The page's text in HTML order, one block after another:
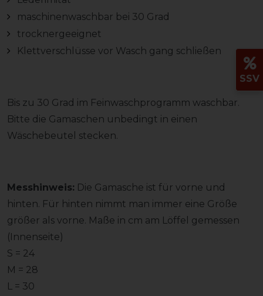
maschinenwaschbar bei 30 Grad
trocknergeeignet
Klettverschlüsse vor Wasch gang schließen
Bis zu 30 Grad im Feinwaschprogramm waschbar.
Bitte die Gamaschen unbedingt in einen
Wäschebeutel stecken.
Messhinweis: Die Gamasche ist für vorne und
hinten. Für hinten nimmt man immer eine Größe
größer als vorne. Maße in cm am Löffel gemessen
(Innenseite)
S = 24
M = 28
L = 30
SSV